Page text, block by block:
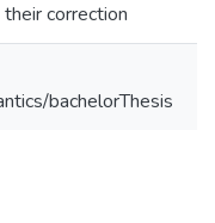
correction
bachelorThesis